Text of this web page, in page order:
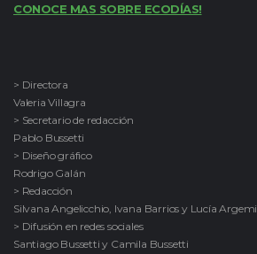
CONOCE MAS SOBRE ECODÍAS!
> Directora
Valeria Villagra
> Secretario de redacción
Pablo Bussetti
> Diseño gráfico
Rodrigo Galán
> Redacción
Silvana Angelicchio, Ivana Barrios y Lucía Argemi
> Difusión en redes sociales
Santiago Bussetti y Camila Bussetti